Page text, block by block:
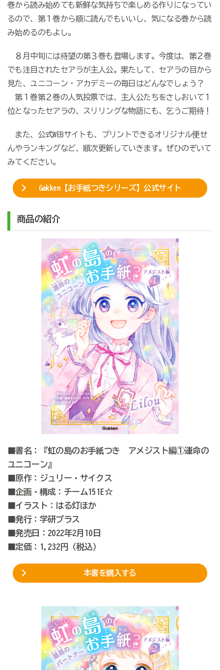
巻から読み始めても新鮮な気持ちで楽しめる作りになってい
るので、第１巻から順に読んでもいいし、気になる巻から読
み始めるのもよし。
８月中旬には待望の第３巻も登場します。今度は、第２巻
でも注目されたセアラが主人公。果たして、セアラの目から
見た、ユニコーン・アカデミーの毎日はどんなでしょう？
第１巻第２巻の人気投票では、主人公たちをさしおいて１
位となったセアラの、スリリングな物語にも、乞うご期待！
また、公式WEBサイトも、プリントできるオリジナル便せ
んやランキングなど、順次更新していきます。ぜひのぞいて
みてください。
Gakken【お手紙つきシリーズ】公式サイト
商品の紹介
■書名：『虹の島のお手紙つき アメジスト編①運命の
ユニコーン』
■原作：ジュリー・サイクス
■企画・構成：チーム151E☆
■イラスト：はる灯ほか
■発行：学研プラス
■発売日： 2022年2月10日
■定価：1,232円（税込）
本書を購入する